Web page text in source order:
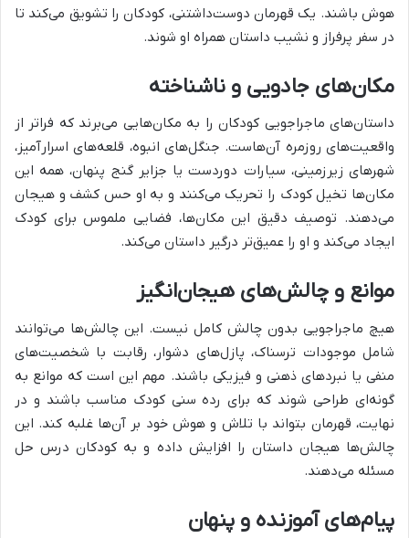
هوش باشند. یک قهرمان دوست‌داشتنی، کودکان را تشویق می‌کند تا
در سفر پرفراز و نشیب داستان همراه او شوند.
مکان‌های جادویی و ناشناخته
داستان‌های ماجراجویی کودکان را به مکان‌هایی می‌برند که فراتر از
واقعیت‌های روزمره آن‌هاست. جنگل‌های انبوه، قلعه‌های اسرارآمیز،
شهرهای زیرزمینی، سیارات دوردست یا جزایر گنج پنهان، همه این
مکان‌ها تخیل کودک را تحریک می‌کنند و به او حس کشف و هیجان
می‌دهند. توصیف دقیق این مکان‌ها، فضایی ملموس برای کودک
ایجاد می‌کند و او را عمیق‌تر درگیر داستان می‌کند.
موانع و چالش‌های هیجان‌انگیز
هیچ ماجراجویی بدون چالش کامل نیست. این چالش‌ها می‌توانند
شامل موجودات ترسناک، پازل‌های دشوار، رقابت با شخصیت‌های
منفی یا نبردهای ذهنی و فیزیکی باشند. مهم این است که موانع به
گونه‌ای طراحی شوند که برای رده سنی کودک مناسب باشند و در
نهایت، قهرمان بتواند با تلاش و هوش خود بر آن‌ها غلبه کند. این
چالش‌ها هیجان داستان را افزایش داده و به کودکان درس حل
مسئله می‌دهند.
پیام‌های آموزنده و پنهان